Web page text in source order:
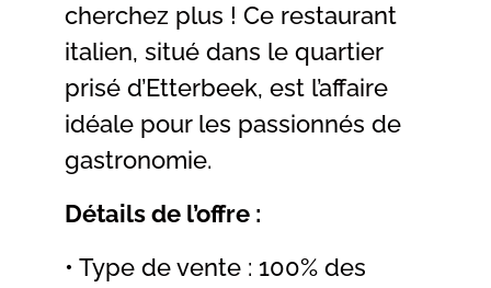
cherchez plus ! Ce restaurant
italien, situé dans le quartier
prisé d’Etterbeek, est l’affaire
idéale pour les passionnés de
gastronomie.
Détails de l’offre :
• Type de vente : 100% des